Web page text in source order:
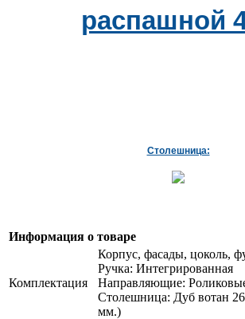
распашной
Столешница:
Информация о товаре
Комплектация
Корпус, фасады, цоколь,
Ручка: Интегрированная
Направляющие:
Столешница: Дуб вотан
мм.)